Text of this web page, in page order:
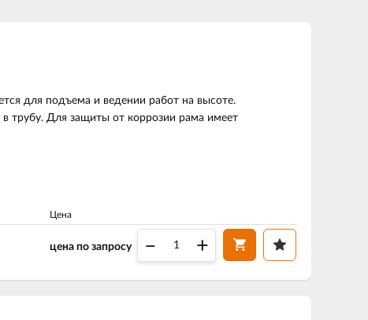
для подъема и ведении работ на высоте.
трубу. Для защиты от коррозии рама имеет
Цена
цена по запросу – +